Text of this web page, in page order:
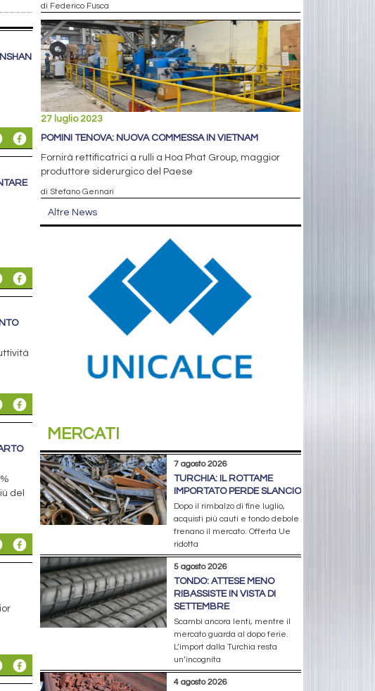
del
di Federico Fusca
27 luglio 2023
POMINI TENOVA: NUOVA COMMESSA IN VIETNAM
Fornirà rettificatrici a rulli a Hoa Phat Group, maggior
produttore siderurgico del Paese
di Stefano Gennari
Altre News
MERCATI
7 agosto 2026
TURCHIA: IL ROTTAME
IMPORTATO PERDE SLANCIO
Dopo il rimbalzo di fine luglio,
acquisti più cauti e tondo debole
frenano il mercato. Offerta Ue
ridotta
5 agosto 2026
TONDO: ATTESE MENO
RIBASSISTE IN VISTA DI
SETTEMBRE
Scambi ancora lenti, mentre il
mercato guarda al dopo ferie.
L’import dalla Turchia resta
un’incognita
4 agosto 2026